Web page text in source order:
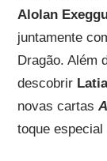
Alolan
juntamente
Dragão. Além
descobrir
novas cartas
toque especial